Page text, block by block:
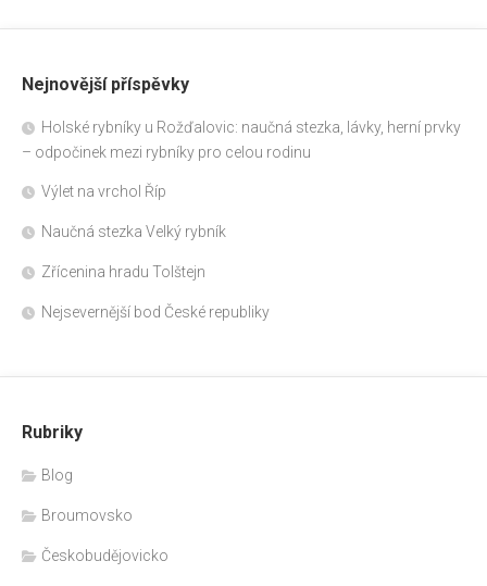
Nejnovější příspěvky
Holské rybníky u Rožďalovic: naučná stezka, lávky, herní prvky
– odpočinek mezi rybníky pro celou rodinu
Výlet na vrchol Říp
Naučná stezka Velký rybník
Zřícenina hradu Tolštejn
Nejsevernější bod České republiky
Rubriky
Blog
Broumovsko
Českobudějovicko